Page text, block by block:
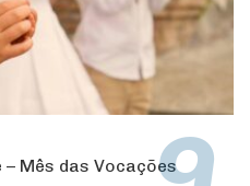
Mês das Vocações